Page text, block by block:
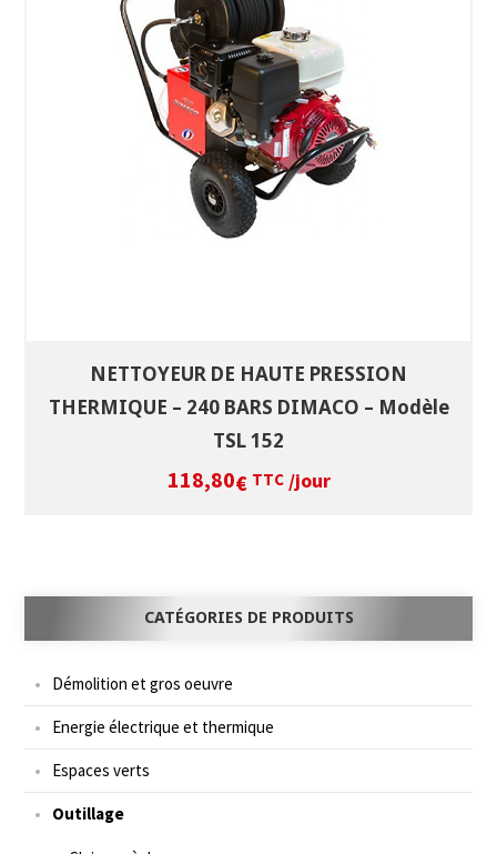
SÉLECTIONNEZ LES DATES
VOIR LE PRODUIT
NETTOYEUR DE HAUTE PRESSION
THERMIQUE – 240 BARS DIMACO – Modèle
TSL 152
118,80€ TTC /jour
CATÉGORIES DE PRODUITS
Démolition et gros oeuvre
Energie électrique et thermique
Espaces verts
Outillage